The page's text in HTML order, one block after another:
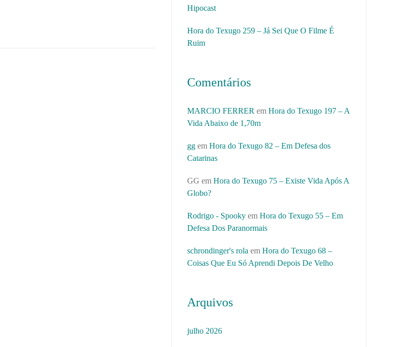
Hipocast
Hora do Texugo 259 – Já Sei Que O Filme É
Ruim
Comentários
MARCIO FERRER em Hora do Texugo 197 – A
Vida Abaixo de 1,70m
gg em Hora do Texugo 82 – Em Defesa dos
Catarinas
GG em Hora do Texugo 75 – Existe Vida Após A
Globo?
Rodrigo - Spooky em Hora do Texugo 55 – Em
Defesa Dos Paranormais
schrondinger's rola em Hora do Texugo 68 –
Coisas Que Eu Só Aprendi Depois De Velho
Arquivos
julho 2026